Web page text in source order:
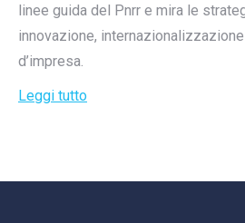
linee guida del Pnrr e mira le
innovazione,
d’impresa.
Leggi tutto